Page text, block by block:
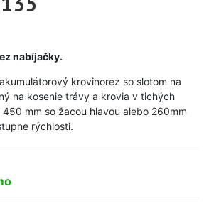
nabíjačky.
krovinorez so slotom na
na kosenie trávy a krovia v tichých
mm so žacou hlavou alebo 260mm
rýchlosti.